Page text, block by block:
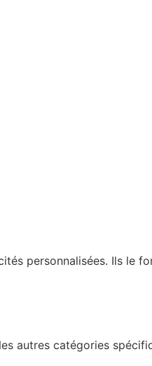
personnalisées. Ils le
autres catégories